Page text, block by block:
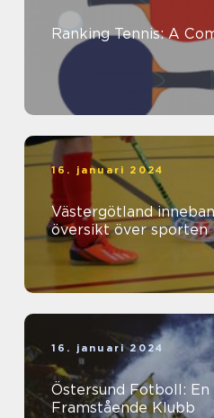
Ranking Tennis: A
16. januari 2024
Västergötland innebandy en
översikt över sporten
16. januari 2024
Östersund Fotboll:
Framstående Klubb